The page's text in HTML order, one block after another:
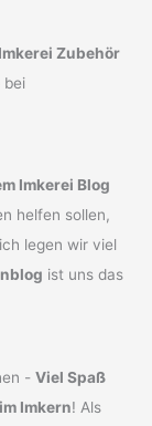
Imkerei Zubehör
bei
Imkerei Blog
helfen sollen,
legen wir viel
ist uns das
-Viel Spaß
Imkern! Als